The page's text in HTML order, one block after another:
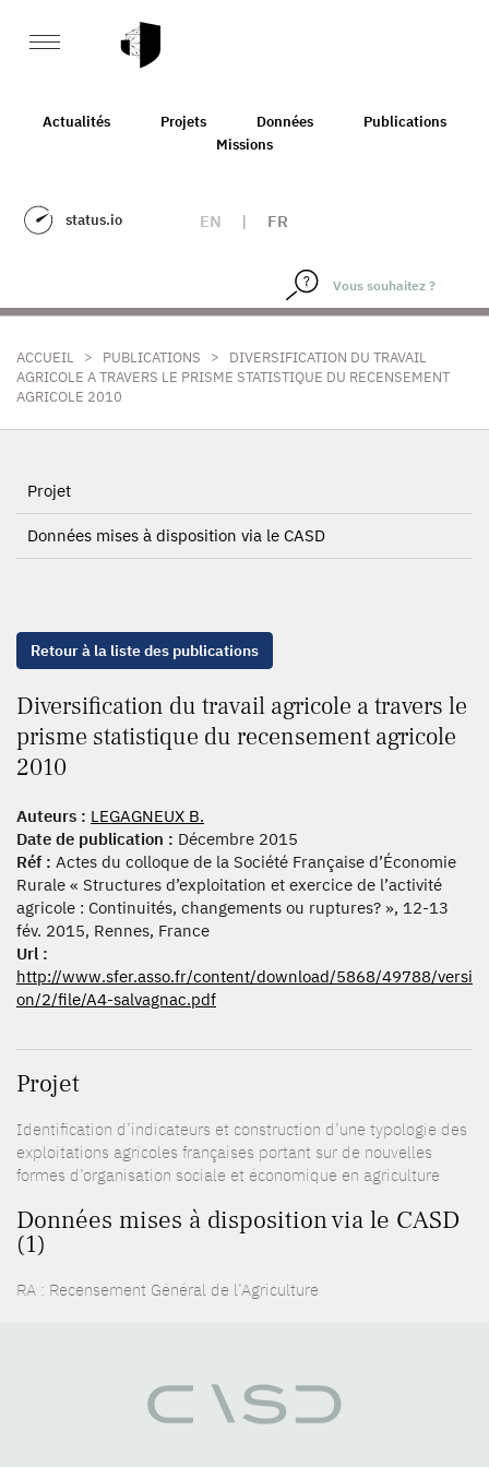
Actualités Projets Données
Publications
Missions
status.io EN | FR
ACCUEIL > PUBLICATIONS >
DIVERSIFICATION DU TRAVAIL
AGRICOLE A TRAVERS LE PRISME STATISTIQUE DU RECENSEMENT
AGRICOLE 2010
Projet
Données mises à disposition via le CASD
Retour à la liste des publications
Diversification du travail agricole a travers le
prisme statistique du recensement agricole
2010
Auteurs : LEGAGNEUX B.
Date de publication : Décembre 2015
Réf : Actes du colloque de la Société Française d’Économie
Rurale « Structures d’exploitation et exercice de l’activité
agricole : Continuités, changements ou ruptures? », 12-13
fév. 2015, Rennes, France
Url :
http://www.sfer.asso.fr/content/download/5868/49788/versi
on/2/file/A4-salvagnac.pdf
Projet
Identification d’indicateurs et construction d’une typologie des
exploitations agricoles françaises portant sur de nouvelles
formes d’organisation sociale et économique en agriculture
Données mises à disposition via le CASD
(1)
RA : Recensement Général de l’Agriculture